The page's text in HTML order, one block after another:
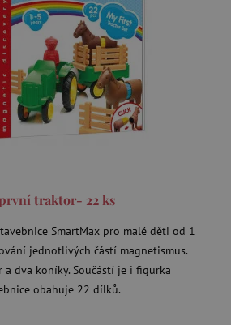
traktor- 22 ks
SmartMax pro malé děti od 1
jednotlivých částí magnetismus.
dva koníky. Součástí je i figurka
obahuje 22 dílků.